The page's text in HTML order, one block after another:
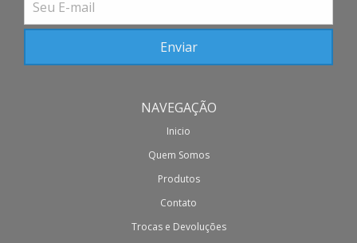
NAVEGAÇÃO
Inicio
Quem Somos
Produtos
Contato
Trocas e Devoluções